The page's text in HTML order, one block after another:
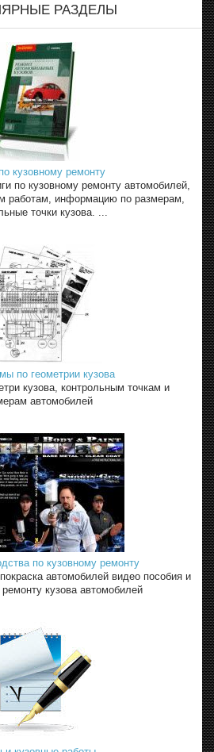
РАЗДЕЛЫ
кузовному ремонту
по кузовному ремонту автомобилей,
работам, информацию по размерам,
точки кузова. ...
по геометрии кузова
кузова, контрольным точкам и
автомобилей
по кузовному ремонту
автомобилей видео пособия и
ремонту кузова автомобилей